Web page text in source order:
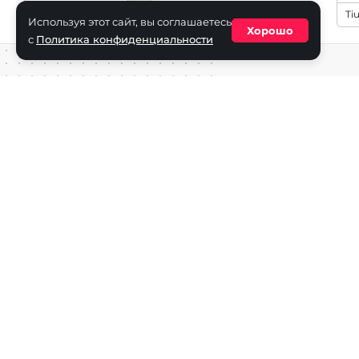
Используя этот сайт, вы соглашаетесь
с Политика конфиденциальности
Хорошо